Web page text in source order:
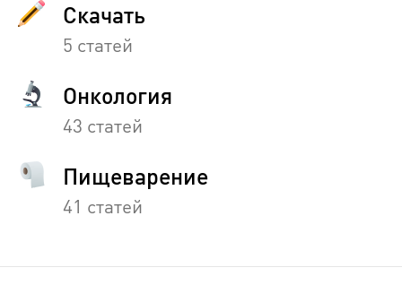
Скачать
5 статей
Онкология
43 статей
Пищеварение
41 статей